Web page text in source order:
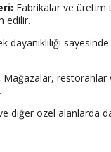
Fabrikalar ve üretim
edilir.
dayanıklılığı
Mağazalar, restoranlar
diğer özel alanlarda